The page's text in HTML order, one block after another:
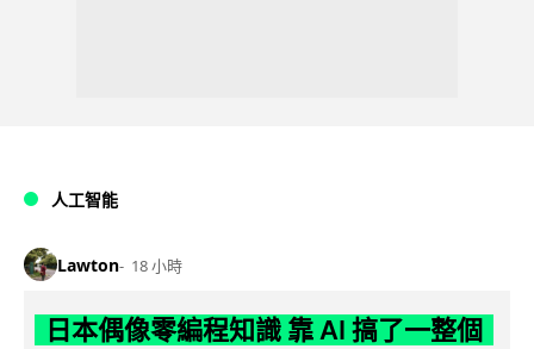
人工智能
Lawton 18 小時
日本偶像零編程知識 靠 AI 搞了一整個